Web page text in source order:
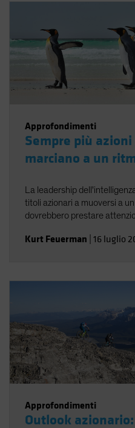
Approfondimenti
Sempre più
marciano a un
La leadership
titoli azionari a muoversi a
dovrebbero prestare
Kurt Feuerman 16 luglio
Approfondimenti
Outlook